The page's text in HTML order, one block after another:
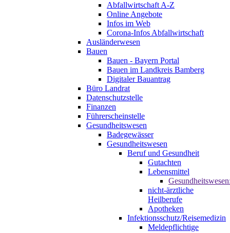
Abfallwirtschaft A-Z
Online Angebote
Infos im Web
Corona-Infos Abfallwirtschaft
Ausländerwesen
Bauen
Bauen - Bayern Portal
Bauen im Landkreis Bamberg
Digitaler Bauantrag
Büro Landrat
Datenschutzstelle
Finanzen
Führerscheinstelle
Gesundheitswesen
Badegewässer
Gesundheitswesen
Beruf und Gesundheit
Gutachten
Lebensmittel
nicht-ärztliche
Heilberufe
Apotheken
Infektionsschutz/Reisemedizin
Meldepflichtige